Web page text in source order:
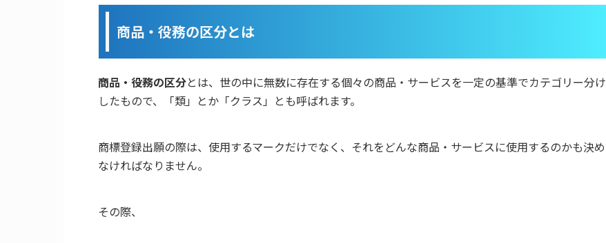
商品・役務の区分とは
商品・役務の区分とは、世の中に無数に存在する個々の商品・サービスを一定の基準でカテゴリー分け
したもので、「類」とか「クラス」とも呼ばれます。
商標登録出願の際は、使用するマークだけでなく、それをどんな商品・サービスに使用するのかも決め
なければなりません。
その際、